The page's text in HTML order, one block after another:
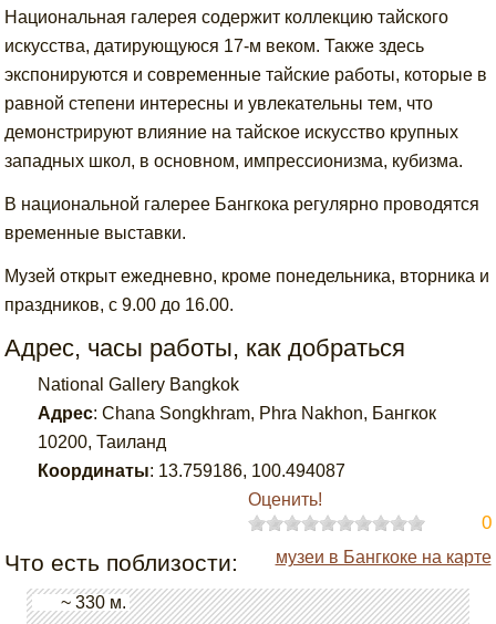
Национальная галерея содержит коллекцию тайского
искусства, датирующуюся 17-м веком. Также здесь
экспонируются и современные тайские работы, которые в
равной степени интересны и увлекательны тем, что
демонстрируют влияние на тайское искусство крупных
западных школ, в основном, импрессионизма, кубизма.
В национальной галерее Бангкока регулярно проводятся
временные выставки.
Музей открыт ежедневно, кроме понедельника, вторника и
праздников, с 9.00 до 16.00.
Адрес, часы работы, как добраться
National Gallery Bangkok
Адрес:Chana Songkhram, Phra Nakhon, Бангкок
10200, Таиланд
Координаты: 13.759186, 100.494087
Оценить!
0
Что есть поблизости: музеи в Бангкоке на карте
~ 330 м.